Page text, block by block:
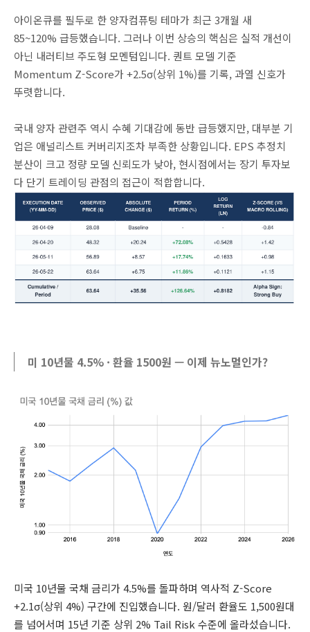
아이온큐를 필두로 한 양자컴퓨팅 테마가 최근 3개월 새
85~120% 급등했습니다. 그러나 이번 상승의 핵심은 실적 개선이
아닌 내러티브 주도형 모멘텀입니다. 퀀트 모델 기준
Momentum Z-Score가+2.5σ(상위 1%)를 기록, 과열 신호가
뚜렷합니다.
국내 양자관련주 역시 수혜 기대감에 동반 급등했지만, 대부분 기
업은 애널리스트 커버리지조차부족한 상황입니다. EPS 추정치
분산이 크고 정량모델 신뢰도가 낮아,현시점에서는 장기 투자보
다 단기 트레이딩 관점의 접근이 적합합니다.
미 10년물 4.5% · 환율 1500원 — 이제 뉴노멀인가?
미국 10년물 국채 금리가 4.5%를 돌파하며 역사적 Z-Score
+2.1σ(상위 4%) 구간에 진입했습니다. 원/달러 환율도 1,500원대
를 넘어서며 15년 기준 상위 2% Tail Risk 수준에 올라섰습니다.